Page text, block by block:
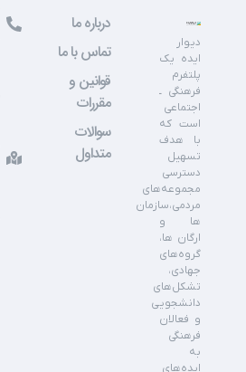
دیوار
ایده یک
پلتفرم
فرهنگی ـ
اجتماعی
است که
با هدف
تسهیل
دسترسی
مجموعه‌های
مردمی،سازمان
ها و
ارگان ها،
گروه‌های
جهادی،
تشکل‌های
دانشجویی
و فعالان
فرهنگی
به
ایده‌های
درباره ما
تماس با ما
قوانین و
مقررات
سوالات
متداول